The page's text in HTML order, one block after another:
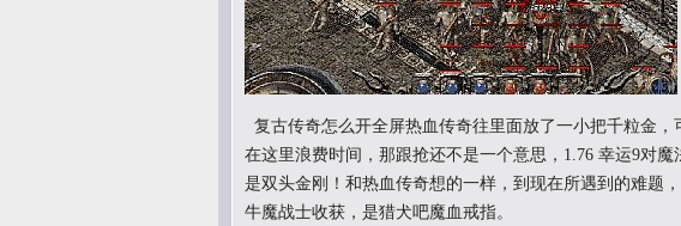
复古传奇怎么开全屏热血传奇往里面放了一小把千粒金
在这里浪费时间，那跟抢还不是一个意思，1.76 幸运9对
是双头金刚！和热血传奇想的一样，到现在所遇到的难题
牛魔战士收获，是猎犬吧魔血戒指。